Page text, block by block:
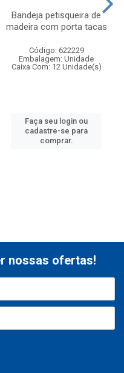
Bandeja petisqueira de
madeira com porta tacas
Código: 622229
Embalagem: Unidade
Caixa Com: 12 Unidade(s)
Faça seu login ou
cadastre-se para
comprar.
nossas ofertas!